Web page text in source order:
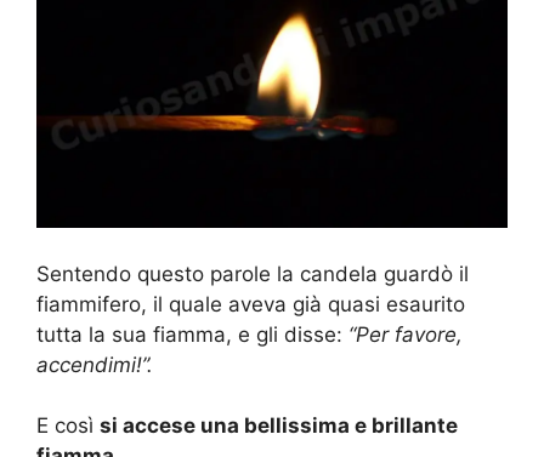
Sentendo questo parole la candela guardò il
fiammifero, il quale aveva già quasi esaurito
tutta la sua fiamma, e gli disse: “Per favore,
accendimi!”.
E così si accese una bellissima e brillante